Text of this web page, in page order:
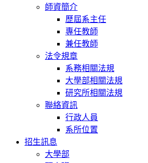
師資簡介
歷屆系主任
專任教師
兼任教師
法令規章
系務相關法規
大學部相關法規
研究所相關法規
聯絡資訊
行政人員
系所位置
招生訊息
大學部